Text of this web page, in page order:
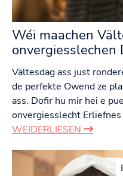
Wéi maachen
onvergiesslechen
Vältesdag ass just
de perfekte Owend ze
ass. Dofir hu mir hei e
onvergiesslecht Erliefnes
WEIDERLIESEN